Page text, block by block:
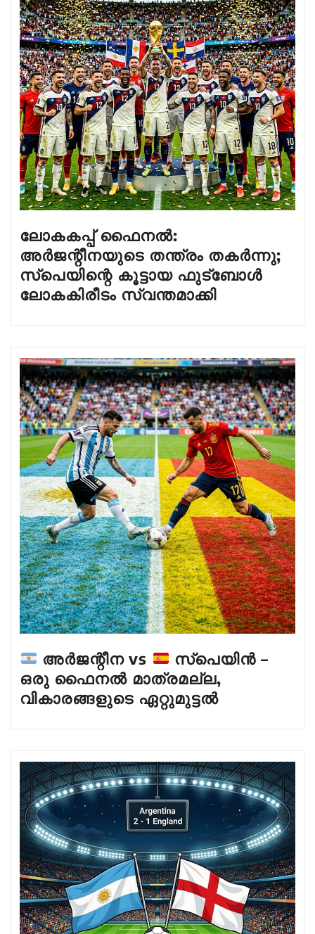
ലോകകപ്പ് ഫൈനൽ:
അർജന്റീനയുടെ തന്ത്രം തകർന്നു;
സ്പെയിന്റെ കൂട്ടായ ഫുട്ബോൾ
ലോകകിരീടം സ്വന്തമാക്കി
അർജന്റീന vs
സ്പെയിൻ –
ഒരു ഫൈനൽ മാത്രമല്ല,
വികാരങ്ങളുടെ ഏറ്റുമുട്ടൽ